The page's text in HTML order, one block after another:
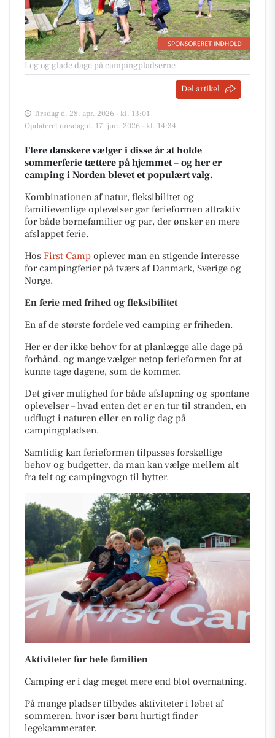
Leg og glade dage på campingpladserne
Del artikel
Tirsdag d. 28. apr. 2026 - kl. 13:01
Opdateret onsdag d. 17. jun. 2026 - kl. 14:34
Flere danskere vælger i disse år at holde
sommerferie tættere på hjemmet – og her er
camping i Norden blevet et populært valg.
Kombinationen af natur, fleksibilitet og
familievenlige oplevelser gør ferieformen attraktiv
for både børnefamilier og par, der ønsker en mere
afslappet ferie.
Hos First Camp oplever man en stigende interesse
for campingferier på tværs af Danmark, Sverige og
Norge.
En ferie med frihed og fleksibilitet
En af de største fordele ved camping er friheden.
Her er der ikke behov for at planlægge alle dage på
forhånd, og mange vælger netop ferieformen for at
kunne tage dagene, som de kommer.
Det giver mulighed for både afslapning og spontane
oplevelser – hvad enten det er en tur til stranden, en
udflugt i naturen eller en rolig dag på
campingpladsen.
Samtidig kan ferieformen tilpasses forskellige
behov og budgetter, da man kan vælge mellem alt
fra telt og campingvogn til hytter.
Aktiviteter for hele familien
Camping er i dag meget mere end blot overnatning.
På mange pladser tilbydes aktiviteter i løbet af
sommeren, hvor især børn hurtigt finder
legekammerater.